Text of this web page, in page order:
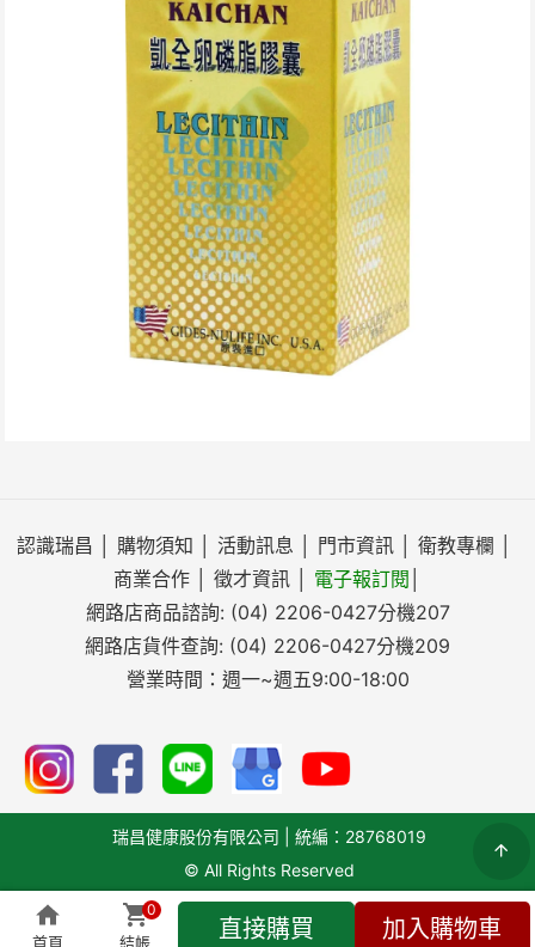
首頁 結帳
0
直接購買 加入購物車
認識瑞昌 購物須知 活動訊息 門市資訊 衛教專欄
商業合作
徵才資訊 電子報訂閱
網路店商品諮詢: (04) 2206-0427分機207
網路店貨件查詢: (04) 2206-0427分機209
營業時間：週一~週五9:00-18:00
瑞昌健康股份有限公司 | 統編：28768019
© All Rights Reserved
搜尋